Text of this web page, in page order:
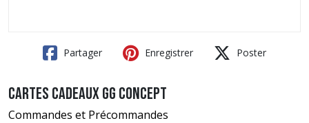
Partager Enregistrer Poster
Cartes Cadeaux GG Concept
Commandes et Précommandes